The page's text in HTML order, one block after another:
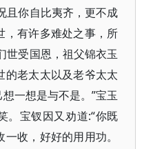
且你自比夷齐，更不成
，有许多难处之事，所
世受国恩，祖父锦衣玉
的老太太以及老爷太太
一想是与不是。”宝玉
。宝钗因又劝道:“你既
收，好好的用用功。